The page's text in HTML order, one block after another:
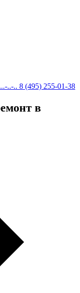
..-.. 8 (495) 255-01-38
в